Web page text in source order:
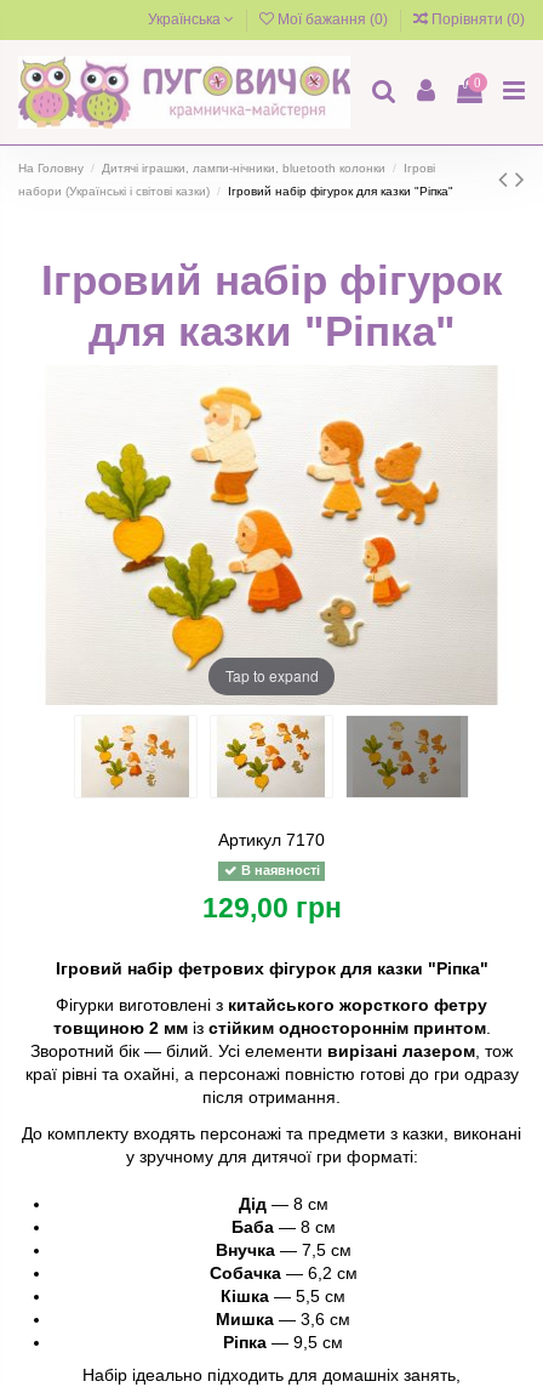
Українська Мої бажання (0) Порівняти (0)
0
На Головну Дитячі іграшки, лампи-нічники, bluetooth колонки
Ігрові
набори (Українські і світові казки)
Ігровий набір фігурок для казки "Ріпка"
Ігровий набір фігурок
для казки "Ріпка"
Tap to expand
Артикул 7170
В наявності
129,00 грн
Ігровий набір фетрових фігурок для казки "Ріпка"
Фігурки виготовлені з китайського жорсткого фетру
товщиною 2 мміз стійким одностороннім принтом.
Зворотний бік — білий. Усі елементи вирізані лазером, тож
краї рівні та охайні, а персонажі повністю готові до гри одразу
після отримання.
До комплекту входять персонажі та предмети з казки, виконані
у зручному для дитячої гри форматі:
Дід— 8 см
Баба— 8 см
Внучка— 7,5 см
Собачка— 6,2 см
Кішка — 5,5 см
Мишка — 3,6 см
Ріпка — 9,5 см
Набір ідеально підходить для домашніх занять,